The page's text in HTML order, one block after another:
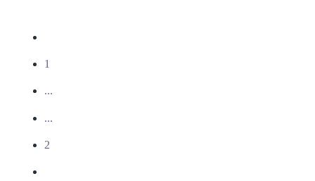
1
...
...
2